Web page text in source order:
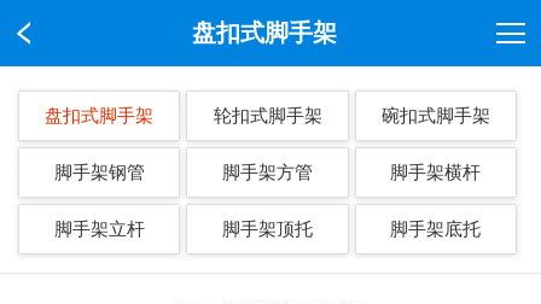
盘扣式脚手架
盘扣式脚手架 轮扣式脚手架 碗扣式脚手架
脚手架钢管 脚手架方管 脚手架横杆
脚手架立杆 脚手架顶托 脚手架底托